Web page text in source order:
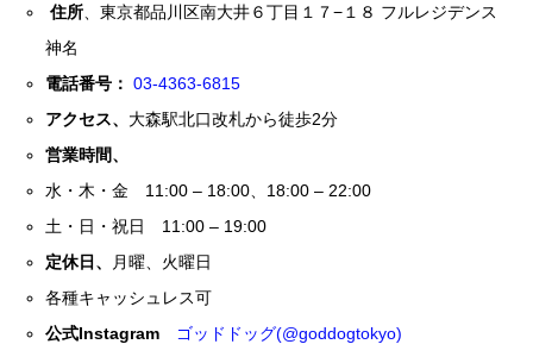
住所 、東京都品川区南大井６丁目１７−１８ フルレジデンス
神名
電話番号：03-4363-6815
アクセス、 大森駅北口改札から徒歩2分
営業時間、
水・木・金 11:00 – 18:00、18:00 – 22:00
土・日・祝日 11:00 – 19:00
定休日、
月曜、火曜日
各種キャッシュレス可
公式Instagram
ゴッドドッグ(@goddogtokyo)